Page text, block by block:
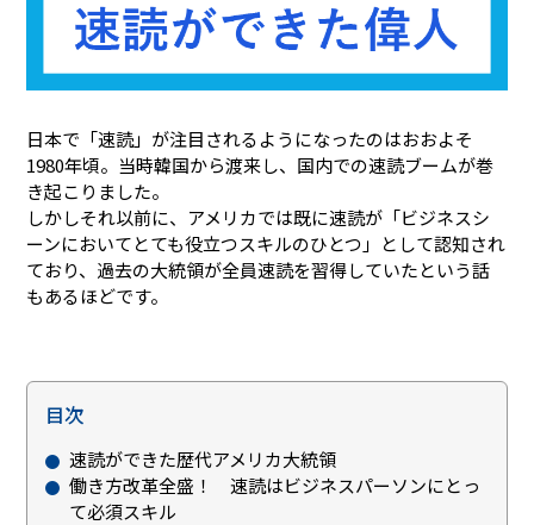
日本で「速読」が注目されるようになったのはおおよそ
1980年頃。当時韓国から渡来し、国内での速読ブームが巻
き起こりました。
しかしそれ以前に、アメリカでは既に速読が「ビジネスシ
ーンにおいてとても役立つスキルのひとつ」として認知され
ており、過去の大統領が全員速読を習得していたという話
もあるほどです。
目次
速読ができた歴代アメリカ大統領
働き方改革全盛！ 速読はビジネスパーソンにとっ
て必須スキル